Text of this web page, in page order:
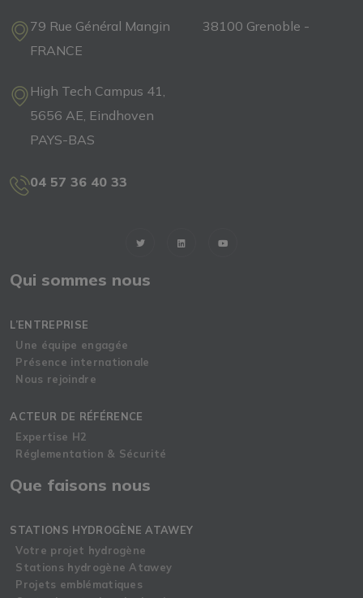
79 Rue Général Mangin 38100 Grenoble -
FRANCE
High Tech Campus 41,
5656 AE, Eindhoven
PAYS-BAS
04 57 36 40 33
Qui sommes nous
L’ENTREPRISE
Une équipe engagée
Présence internationale
Nous rejoindre
ACTEUR DE RÉFÉRENCE
Expertise H2
Réglementation & Sécurité
Que faisons nous
STATIONS HYDROGÈNE ATAWEY
Votre projet hydrogène
Stations hydrogène Atawey
Projets emblématiques